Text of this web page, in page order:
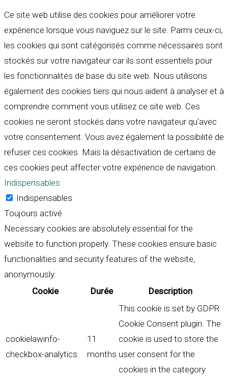
Ce site web utilise des cookies pour améliorer votre
expérience lorsque vous naviguez sur le site. Parmi ceux-ci,
les cookies qui sont catégorisés comme nécessaires sont
stockés sur votre navigateur car ils sont essentiels pour
les fonctionnalités de base du site web. Nous utilisons
également des cookies tiers qui nous aident à analyser et à
comprendre comment vous utilisez ce site web. Ces
cookies ne seront stockés dans votre navigateur qu'avec
votre consentement. Vous avez également la possibilité de
refuser ces cookies. Mais la désactivation de certains de
ces cookies peut affecter votre expérience de navigation.
Indispensables
Indispensables
Toujours activé
Necessary cookies are absolutely essential for the
website to function properly. These cookies ensure basic
functionalities and security features of the website,
anonymously.
Cookie
Durée Description
cookielawinfo-
checkbox-analytics
11
months
This cookie is set by GDPR
Cookie Consent plugin. The
cookie is used to store the
user consent for the
cookies in the category